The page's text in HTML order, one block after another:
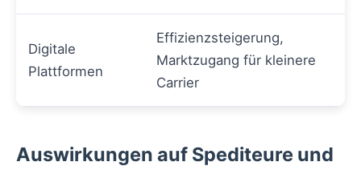
Digitale
Plattformen
Effizienzsteigerung,
Marktzugang für kleinere
Carrier
Auswirkungen auf Spediteure und